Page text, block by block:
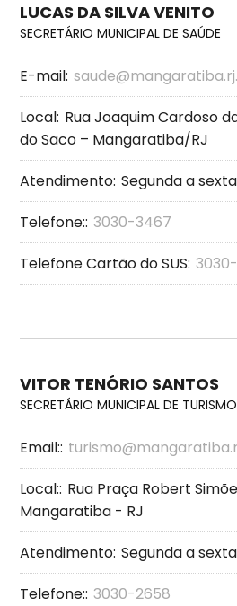
LUCAS DA SILVA VENITO
SECRETÁRIO MUNICIPAL DE SAÚDE
E-mail:
Local: Rua Joaquim Cardoso
do Saco – Mangaratiba/RJ
Atendimento: Segunda a
Telefone:: 3030-3467
Telefone Cartão do SUS:
VITOR TENÓRIO SANTOS
SECRETÁRIO MUNICIPAL DE
Email::
Local:: Rua Praça Robert
Mangaratiba - RJ
Atendimento: Segunda a
Telefone:: 3030-2658